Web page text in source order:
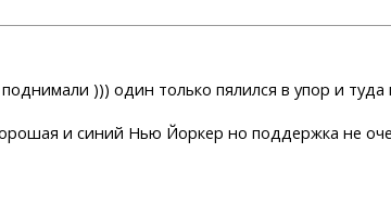
))) один только пялился в упор и туда
и синий Нью Йоркер но поддержка не